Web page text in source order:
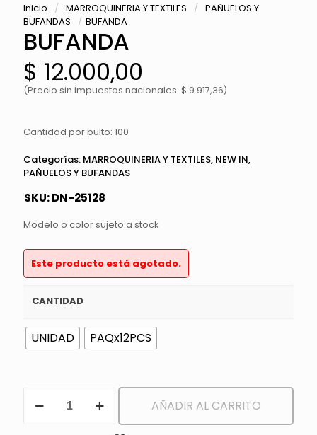
Inicio / MARROQUINERIA Y TEXTILES / PAÑUELOS Y
BUFANDAS
/ BUFANDA
BUFANDA
$ 12.000,00
(Precio sin impuestos nacionales: $ 9.917,36)
Cantidad por bulto: 100
Categorías: MARROQUINERIA Y TEXTILES, NEW IN,
PAÑUELOS Y BUFANDAS
SKU:DN-25128
Modelo o color sujeto a stock
Este producto está agotado.
CANTIDAD
UNIDAD PAQx12PCS
cantidad
AÑADIR AL CARRITO